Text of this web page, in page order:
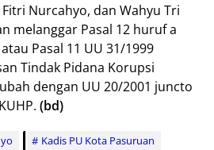
Nurcahyo, dan Wahyu Tri
melanggar Pasal 12 huruf a
Pasal 11 UU 31/1999
Tindak Pidana Korupsi
dengan UU 20/2001 juncto
(bd)
Kadis PU Kota Pasuruan